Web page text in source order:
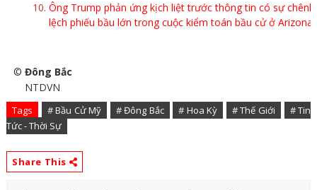
Ông Trump phản ứng kịch liệt trước thông tin có sự chênh
lệch phiếu bầu lớn trong cuộc kiểm toán bầu cử ở Arizona
© Đông Bắc
NTDVN
Tags # Bầu Cử Mỹ # Đông Bắc # Hoa Kỳ # Thế Giới
# Tin
Tức - Thời Sự
Share This